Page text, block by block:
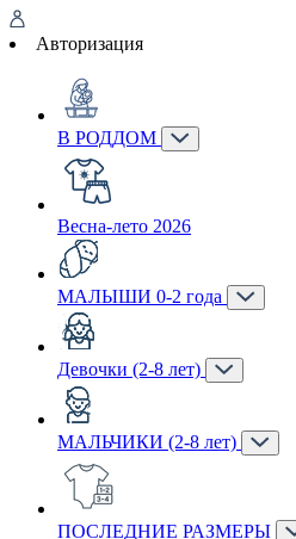
Авторизация
В РОДДОМ
Весна-лето 2026
МАЛЫШИ 0-2 года
Девочки (2-8 лет)
МАЛЬЧИКИ (2-8 лет)
ПОСЛЕДНИЕ РАЗМЕРЫ